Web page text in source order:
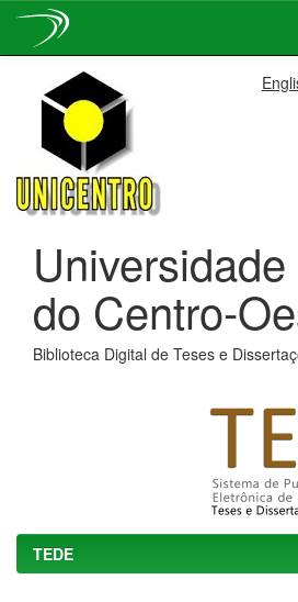
navigation
do Centro-
Biblioteca Digital de Teses e
TEDE